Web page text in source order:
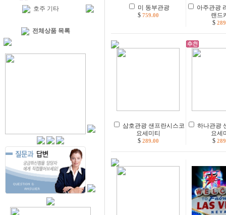
호주 기타
전체상품 목록
미 동부관광
$ 759.00
아주관광
랜드
$
삼호관광 샌프란시스코
요세미티
$ 289.00
하나관광
요세
$